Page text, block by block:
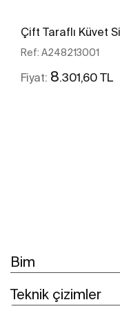
Çift Taraflı Küvet
Ref: A248213001
Fiyat: 8.301,60 TL
Bim
Teknik çizimler